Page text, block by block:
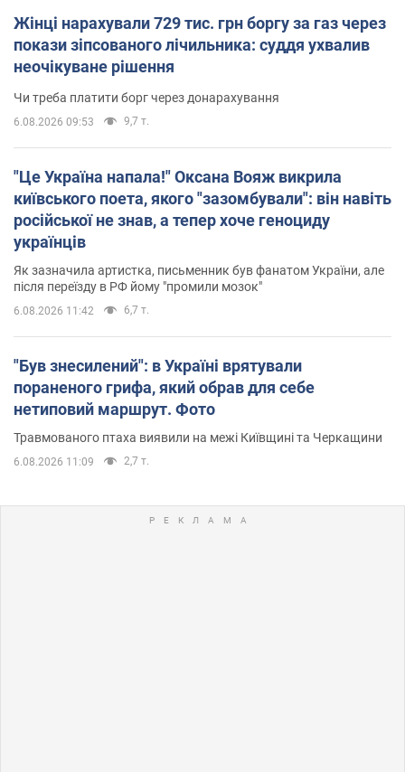
Жінці нарахували 729 тис. грн боргу за газ через
покази зіпсованого лічильника: суддя ухвалив
неочікуване рішення
Чи треба платити борг через донарахування
6.08.2026 09:53 9,7 т.
"Це Україна напала!" Оксана Вояж викрила
київського поета, якого "зазомбували": він навіть
російської не знав, а тепер хоче геноциду
українців
Як зазначила артистка, письменник був фанатом України, але
після переїзду в РФ йому "промили мозок"
6.08.2026 11:42 6,7 т.
"Був знесилений": в Україні врятували
пораненого грифа, який обрав для себе
нетиповий маршрут. Фото
Травмованого птаха виявили на межі Київщині та Черкащини
6.08.2026 11:09 2,7 т.